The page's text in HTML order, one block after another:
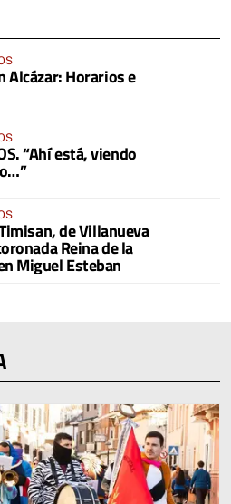
Alcázar: Horarios e
“Ahí está, viendo
de Villanueva
Reina de la
Miguel Esteban